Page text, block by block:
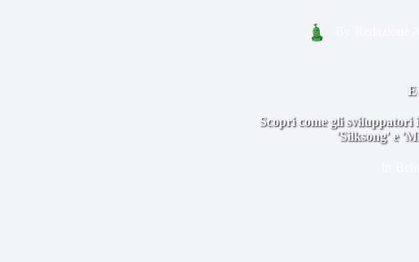
Scopri come gli sviluppatori
'Silksong' e